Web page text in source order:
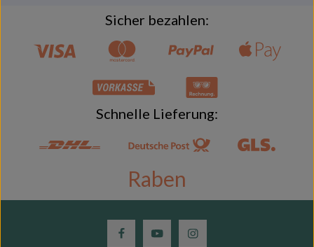
Sicher bezahlen:
Schnelle Lieferung:
Raben